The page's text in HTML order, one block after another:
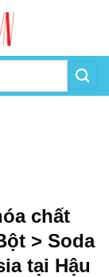
chất
> Soda
tại Hậu